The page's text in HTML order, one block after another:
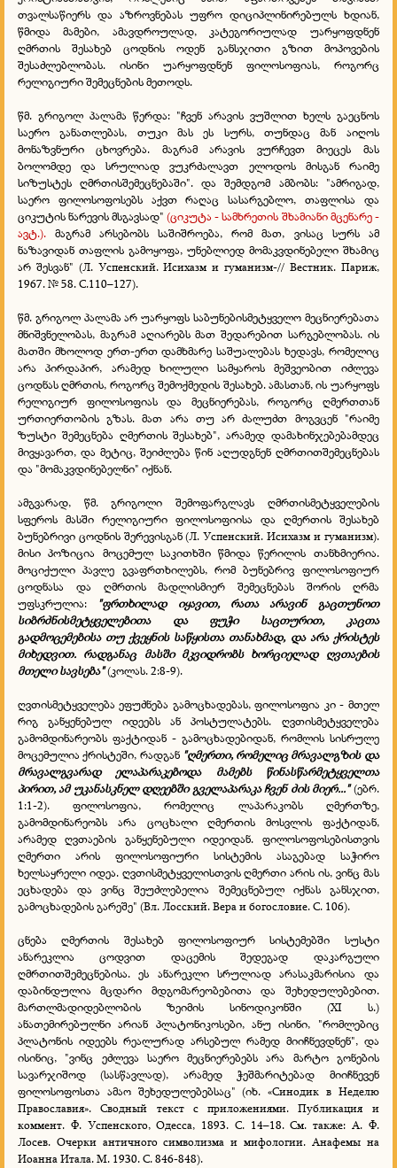
თვალსაწიერს და აზროვნებას უფრო დიციპლინირებულს ხდიან,
წმიდა მამები, ამავდროულად, კატეგორიულად უარყოფდნენ
ღმრთის შესახებ ცოდნის ოდენ განსჯითი გზით მოპოვების
შესაძლებლობას. ისინი უარყოფდნენ ფილოსოფიას, როგორც
რელიგიური შემეცნების მეთოდს.
წმ. გრიგოლ პალამა წერდა: "ჩვენ არავის ვუშლით ხელს გაეცნოს
საერო განათლებას, თუკი მას ეს სურს, თუნდაც მან აიღოს
მონაზვნური ცხოვრება. მაგრამ არავის ვურჩევთ მიეცეს მას
ბოლომდე და სრულიად ვუკრძალავთ ელოდოს მისგან რაიმე
სიზუსტეს ღმრთისშემეცნებაში". და შემდგომ ამბობს: "ამრიგად,
საერო ფილოსოფოსებს აქვთ რაღაც სასარგებლო, თაფლისა და
ციკუტის ნარევის მსგავსად"(ციკუტა - სამხრეთის შხამიანი მცენარე -
ავტ.). მაგრამ არსებობს საშიშროება, რომ მათ, ვისაც სურს ამ
ნაზავიდან თაფლის გამოყოფა, უნებლიედ მომაკვდინებელი შხამიც
არ შესვან" (Л. Успенский. Исихазм и гуманизм-// Вестник. Париж,
1967. № 58. С.110–127).
წმ. გრიგოლ პალამა არ უარყოფს საბუნებისმეტყველო მეცნიერებათა
მნიშვნელობას, მაგრამ აღიარებს მათ შედარებით სარგებლობას. ის
მათში მხოლოდ ერთ-ერთ დამხმარე საშუალებას ხედავს, რომელიც
არა პირდაპირ, არამედ ხილული სამყაროს მეშვეობით იძლევა
ცოდნას ღმრთის, როგორც შემოქმედის შესახებ. ამასთან, ის უარყოფს
რელიგიურ ფილოსოფიას და მეცნიერებას, როგორც ღმერთთან
ურთიერთობის გზას. მათ არა თუ არ ძალუძთ მოგვცენ "რაიმე
ზუსტი შემეცნება ღმერთის შესახებ", არამედ დამახინჯებებამდეც
მივყავართ, და მეტიც, შეიძლება წინ აღუდგნენ ღმრთითშემეცნებას
და "მომაკვდინებელნი" იქნან.
ამგვარად, წმ. გრიგოლი შემოფარგლავს ღმრთისმეტყველების
სფეროს მასში რელიგიური ფილოსოფიისა და ღმერთის შესახებ
ბუნებრივი ცოდნის შერევისგან (Л. Успенский. Исихазм и гуманизм).
მისი პოზიცია მოცემულ საკითხში წმიდა წერილის თანხმიერია.
მოციქული პავლე გვაფრთხილებს, რომ ბუნებრივ ფილოსოფიურ
ცოდნასა და ღმრთის მადლისმიერ შემეცნებას შორის ღრმა
უფსკრულია: "ფრთხილად იყავით, რათა არავინ გაცთუნოთ
სიბრძნისმეტყველებითა და ფუჭი საცთურით, კაცთა
გადმოცემებისა თუ ქვეყნის საწყისთა თანახმად, და არა ქრისტეს
მიხედვით. რადგანაც მასში მკვიდრობს ხორციელად ღვთაების
მთელი სავსება"(კოლას. 2:8-9).
ღვთისმეტყველება ეფუძნება გამოცხადებას, ფილოსოფია კი - მთელ
რიგ განყენებულ იდეებს ან პოსტულატებს. ღვთისმეტყველება
გამომდინარეობს ფაქტიდან - გამოცხადებიდან, რომლის სისრულე
მოცემულია ქრისტეში, რადგან "ღმერთი, რომელიც მრავალგზის და
მრავალგვარად ელაპარაკებოდა მამებს წინასწარმეტყველთა
პირით, ამ უკანასკნელ დღეებში გველაპარაკა ჩვენ ძის მიერ..."(ებრ.
1:1-2). ფილოსოფია, რომელიც ლაპარაკობს ღმერთზე,
გამომდინარეობს არა ცოცხალი ღმერთის მოსვლის ფაქტიდან,
არამედ ღვთაების განყენებული იდეიდან. ფილოსოფოსებისთვის
ღმერთი არის ფილოსოფიური სისტემის ასაგებად საჭირო
ხელსაყრელი იდეა. ღვთისმეტყველისთვის ღმერთი არის ის, ვინც მას
ეცხადება და ვინც შეუძლებელია შემეცნებულ იქნას განსჯით,
გამოცხადების გარეშე" (Вл. Лосский. Вера и богословие. С. 106).
ცნება ღმერთის შესახებ ფილოსოფიურ სისტემებში სუსტი
ანარეკლია ცოდვით დაცემის შედეგად დაკარგული
ღმრთითშემეცნებისა. ეს ანარეკლი სრულიად არასაკმარისია და
დაბინდულია მცდარი მდგომარეობებითა და შეხედულებებით.
მართლმადიდებლობის ზეიმის სინოდიკონში (XI ს.)
ანათემირებულნი არიან პლატონიკოსები, ანუ ისინი, "რომლებიც
პლატონის იდეებს რეალურად არსებულ რამედ მიიჩნევდნენ", და
ისინიც, "ვინც ეძლევა საერო მეცნიერებებს არა მარტო გონების
სავარჯიშოდ (სასწავლად), არამედ ჭეშმარიტებად მიიჩნევენ
ფილოსოფოსთა ამაო შეხედულებებსაც" (იხ. «Синодик в Неделю
Православия». Сводный текст с приложениями. Публикация и
коммент. Ф. Успенского, Одесса, 1893. С. 14–18. См. также: А. Ф.
Лосев. Очерки античного символизма и мифологии. Анафемы на
Иоанна Итала. М. 1930. С. 846-848).